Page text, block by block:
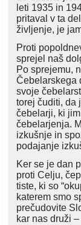
leti 1935 in
pritaval v ta
življenje, je
Proti
sprejel naš
Po sprejemu,
Čebelarskega
svoje
torej čuditi, da
čebelarji, ki
čebelarjenja.
izkušnje in
podajanje
Ker se je dan
proti Celju,
tiste, ki so
katerem smo
prečudovite
kar nas druži